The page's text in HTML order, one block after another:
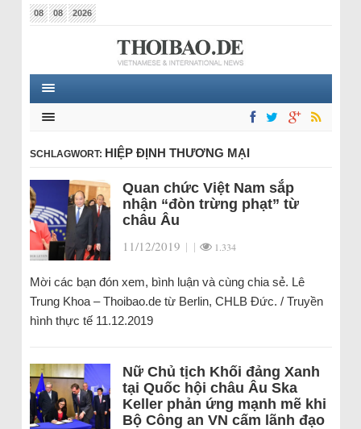
08 08 2026
SCHLAGWORT: HIỆP ĐỊNH THƯƠNG MẠI
Quan chức Việt Nam sắp
nhận “đòn trừng phạt” từ
châu Âu
11/12/2019 | | 1.334
Mời các bạn đón xem, bình luận và cùng chia sẻ. Lê
Trung Khoa – Thoibao.de từ Berlin, CHLB Đức. / Truyền
hình thực tế 11.12.2019
Nữ Chủ tịch Khối đảng Xanh
tại Quốc hội châu Âu Ska
Keller phản ứng mạnh mẽ khi
Bộ Công an VN cấm lãnh đạo